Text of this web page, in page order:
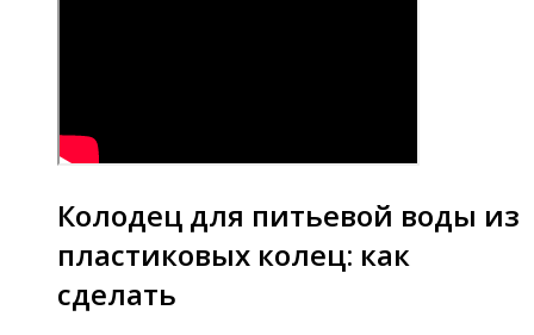
Колодец для питьевой воды из
пластиковых колец: как
сделать